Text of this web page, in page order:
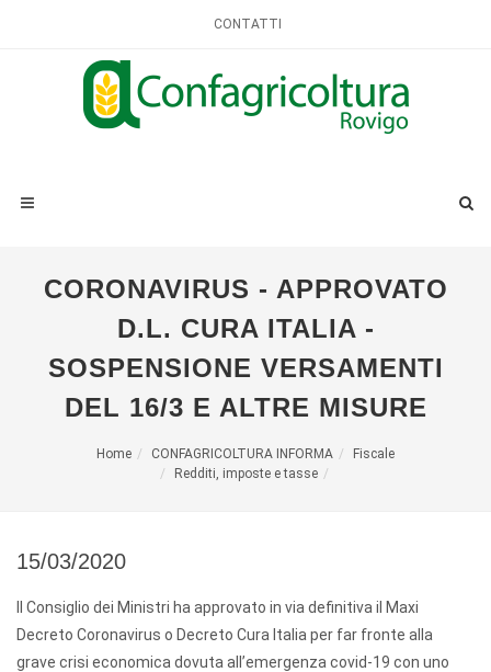
CONTATTI
CORONAVIRUS - APPROVATO
D.L. CURA ITALIA -
SOSPENSIONE VERSAMENTI
DEL 16/3 E ALTRE MISURE
Home CONFAGRICOLTURA INFORMA
Fiscale
Redditi, imposte e tasse
15/03/2020
Il Consiglio dei Ministri ha approvato in via definitiva il Maxi
Decreto Coronavirus o Decreto Cura Italia per far fronte alla
grave crisi economica dovuta all’emergenza covid-19 con uno